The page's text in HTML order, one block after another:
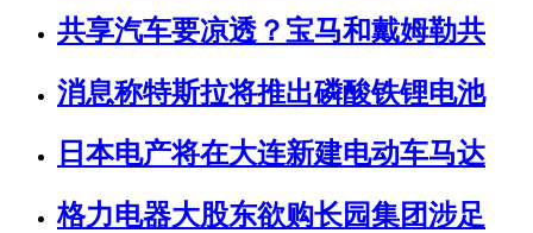
共享汽车要凉透？宝马和戴姆勒共
消息称特斯拉将推出磷酸铁锂电池
日本电产将在大连新建电动车马达
格力电器大股东欲购长园集团涉足